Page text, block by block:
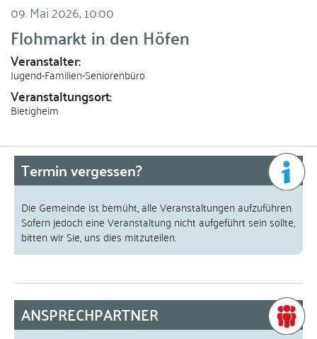
09. Mai 2026,10:00
Flohmarkt in den Höfen
Veranstalter
Jugend-Familien-Seniorenbüro
Veranstaltungsort
Bietigheim
Termin vergessen?
Die Gemeinde ist bemüht, alle Veranstaltungen aufzuführen.
Sofern jedoch eine Veranstaltung nicht aufgeführt sein sollte,
bitten wir Sie, uns dies mitzuteilen.
ANSPRECHPARTNER